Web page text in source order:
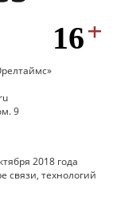
9
2018 года
связи, технологий